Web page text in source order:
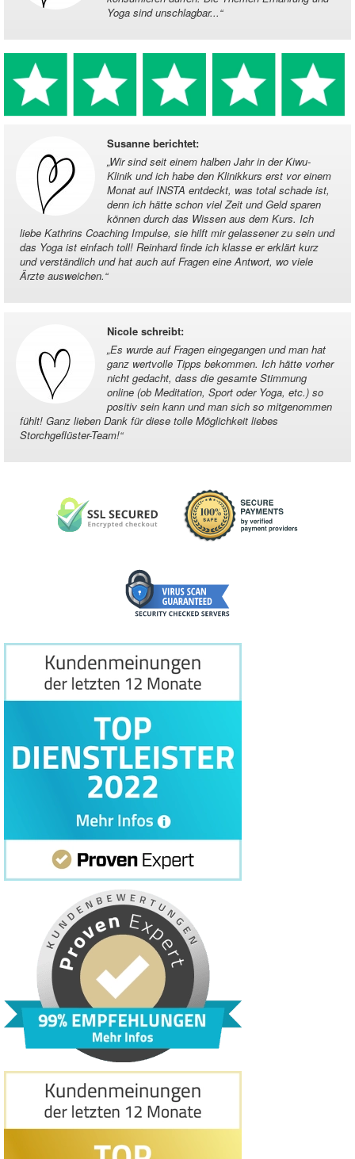
Yoga sind unschlagbar...“
Susanne berichtet:
„Wir sind seit einem halben Jahr in der Kiwu-
Klinik und ich habe den Klinikkurs erst vor einem
Monat auf INSTA entdeckt, was total schade ist,
denn ich hätte schon viel Zeit und Geld sparen
können durch das Wissen aus dem Kurs. Ich
liebe Kathrins Coaching Impulse, sie hilft mir gelassener zu sein und
das Yoga ist einfach toll! Reinhard finde ich klasse er erklärt kurz
und verständlich und hat auch auf Fragen eine Antwort, wo viele
Ärzte ausweichen.“
Nicole schreibt:
„Es wurde auf Fragen eingegangen und man hat
ganz wertvolle Tipps bekommen. Ich hätte vorher
nicht gedacht, dass die gesamte Stimmung
online (ob Meditation, Sport oder Yoga, etc.) so
positiv sein kann und man sich so mitgenommen
fühlt! Ganz lieben Dank für diese tolle Möglichkeit liebes
Storchgeflüster-Team!“